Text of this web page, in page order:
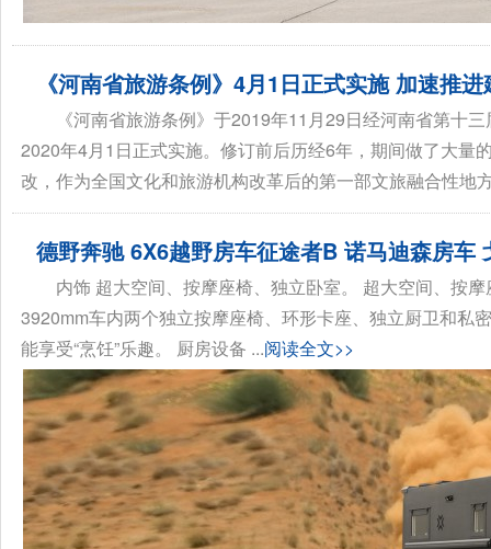
《河南省旅游条例》4月1日正式实施 加速推
《河南省旅游条例》于2019年11月29日经河南省第十
2020年4月1日正式实施。修订前后历经6年，期间做了大量
改，作为全国文化和旅游机构改革后的第一部文旅融合性地
德野奔驰 6X6越野房车征途者B 诺马迪森房车
内饰 超大空间、按摩座椅、独立卧室。 超大空间、按
3920mm车内两个独立按摩座椅、环形卡座、独立厨卫和私
能享受“烹饪”乐趣。 厨房设备 ...阅读全文>>